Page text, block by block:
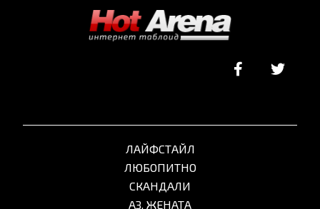
ЛАЙФСТАЙЛ
ЛЮБОПИТНО
СКАНДАЛИ
АЗ, ЖЕНАТА